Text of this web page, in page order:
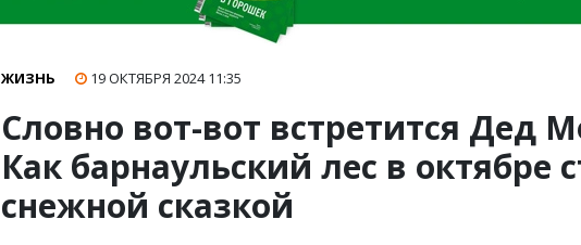
ЖИЗНЬ 19 ОКТЯБРЯ 202411:35
Словно вот-вот встретится Дед
Как барнаульский лес в октябре
снежной сказкой